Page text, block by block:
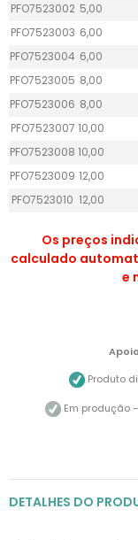
PFO7523002 5,00
PFO7523003 6,00
PFO7523004 6,00
PFO7523005 8,00
PFO7523006 8,00
PFO7523007 10,00
PFO7523008 10,00
PFO7523009 12,00
PFO7523010 12,00
Os preços
calculado
e
Produto
Em produção
DETALHES DO